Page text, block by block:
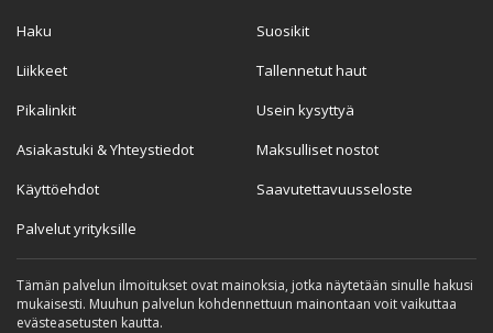
Haku
Liikkeet
Pikalinkit
Asiakastuki & Yhteystiedot
Käyttöehdot
Palvelut yrityksille
Suosikit
Tallennetut haut
Usein kysyttyä
Maksulliset nostot
Saavutettavuusseloste
Tämän palvelun ilmoitukset ovat mainoksia, jotka näytetään sinulle hakusi
mukaisesti. Muuhun palvelun kohdennettuun mainontaan voit vaikuttaa
evästeasetusten kautta.